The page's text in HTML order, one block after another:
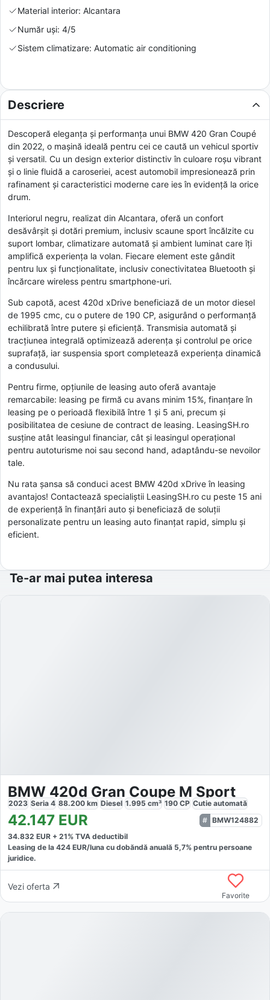
Material interior: Alcantara
Număr uși: 4/5
Sistem climatizare: Automatic air conditioning
Descriere
Descoperă eleganța și performanța unui BMW 420 Gran Coupé
din 2022, o mașină ideală pentru cei ce caută un vehicul sportiv
și versatil. Cu un design exterior distinctiv în culoare roșu vibrant
și o linie fluidă a caroseriei, acest automobil impresionează prin
rafinament și caracteristici moderne care ies în evidență la orice
drum.
Interiorul negru, realizat din Alcantara, oferă un confort
desăvârșit și dotări premium, inclusiv scaune sport încălzite cu
suport lombar, climatizare automată și ambient luminat care îți
amplifică experiența la volan. Fiecare element este gândit
pentru lux și funcționalitate, inclusiv conectivitatea Bluetooth și
încărcare wireless pentru smartphone-uri.
Sub capotă, acest 420d xDrive beneficiază de un motor diesel
de 1995 cmc, cu o putere de 190 CP, asigurând o performanță
echilibrată între putere și eficiență. Transmisia automată și
tracțiunea integrală optimizează aderența și controlul pe orice
suprafață, iar suspensia sport completează experiența dinamică
a condusului.
Pentru firme, opțiunile de leasing auto oferă avantaje
remarcabile: leasing pe firmă cu avans minim 15%, finanțare în
leasing pe o perioadă flexibilă între 1 și 5 ani, precum și
posibilitatea de cesiune de contract de leasing. LeasingSH.ro
susține atât leasingul financiar, cât și leasingul operațional
pentru autoturisme noi sau second hand, adaptându-se nevoilor
tale.
Nu rata șansa să conduci acest BMW 420d xDrive în leasing
avantajos! Contactează specialiștii LeasingSH.ro cu peste 15 ani
de experiență în finanțări auto și beneficiază de soluții
personalizate pentru un leasing auto finanțat rapid, simplu și
eficient.
Te-ar mai putea interesa
BMW 420d Gran Coupe M Sport
2023 Seria 4 88.200 km Diesel 1.995 cm³ 190 CP Cutie automată
42.147 EUR
BMW124882
34.832 EUR + 21% TVA deductibil
Leasing de la 424 EUR/luna cu dobăndă anuală 5,7% pentru persoane
juridice.
Vezi oferta
Favorite